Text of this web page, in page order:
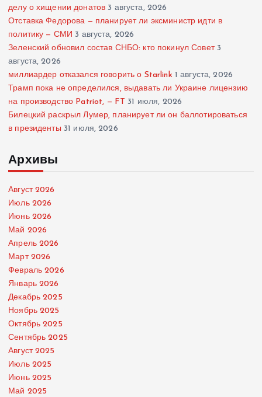
делу о хищении донатов 3 августа, 2026
Отставка Федорова — планирует ли эксминистр идти в
политику — СМИ 3 августа, 2026
Зеленский обновил состав СНБО: кто покинул Совет 3
августа, 2026
миллиардер отказался говорить о Starlink 1 августа, 2026
Трамп пока не определился, выдавать ли Украине лицензию
на производство Patriot, — FT 31 июля, 2026
Билецкий раскрыл Лумер, планирует ли он баллотироваться
в президенты 31 июля, 2026
Архивы
Август 2026
Июль 2026
Июнь 2026
Май 2026
Апрель 2026
Март 2026
Февраль 2026
Январь 2026
Декабрь 2025
Ноябрь 2025
Октябрь 2025
Сентябрь 2025
Август 2025
Июль 2025
Июнь 2025
Май 2025